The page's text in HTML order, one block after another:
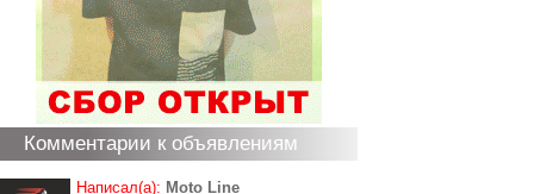
Комментарии к объявлениям
Написал(а): Moto Line